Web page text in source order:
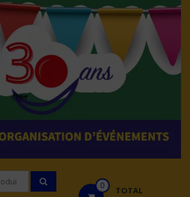
0 TOTAL